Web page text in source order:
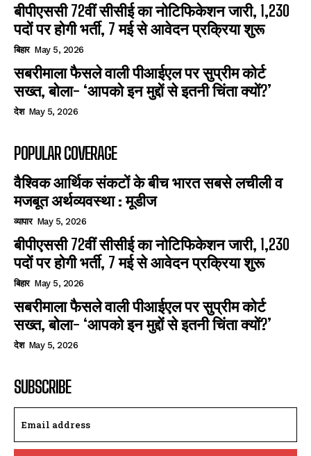
बीपीएससी 72वीं सीसीई का नोटिफिकेशन जारी, 1,230
पदों पर होगी भर्ती, 7 मई से आवेदन प्रक्रिया शुरू
बिहार May 5, 2026
सबरीमाला फैसले वाली पीआईएल पर सुप्रीम कोर्ट
सख्त, बोला- ‘आपको इन मुद्दों से इतनी चिंता क्यों?’
देश May 5, 2026
POPULAR COVERAGE
वैश्विक आर्थिक संकटों के बीच भारत सबसे लचीली व
मजबूत अर्थव्यवस्था : मूडीज
व्यापार May 5, 2026
बीपीएससी 72वीं सीसीई का नोटिफिकेशन जारी, 1,230
पदों पर होगी भर्ती, 7 मई से आवेदन प्रक्रिया शुरू
बिहार May 5, 2026
सबरीमाला फैसले वाली पीआईएल पर सुप्रीम कोर्ट
सख्त, बोला- ‘आपको इन मुद्दों से इतनी चिंता क्यों?’
देश May 5, 2026
SUBSCRIBE